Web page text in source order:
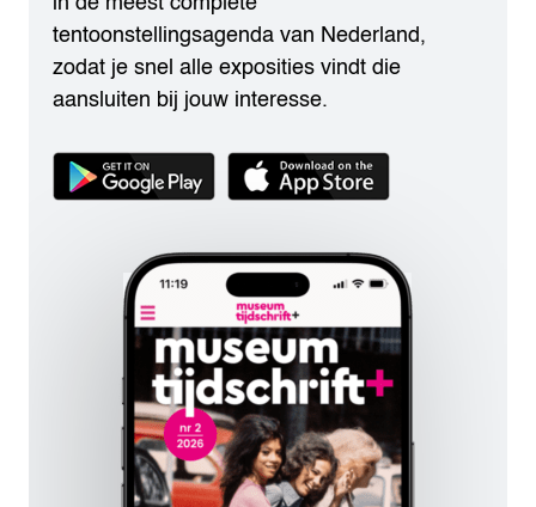
tentoonstellingsagenda van Nederland,
zodat je snel alle exposities vindt die
aansluiten bij jouw interesse.